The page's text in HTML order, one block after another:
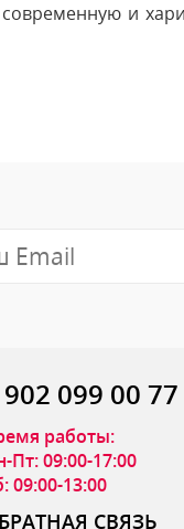
и
099 00 77
работы:
Пт: 09:00-17:00
09:00-13:00
СВЯЗЬ